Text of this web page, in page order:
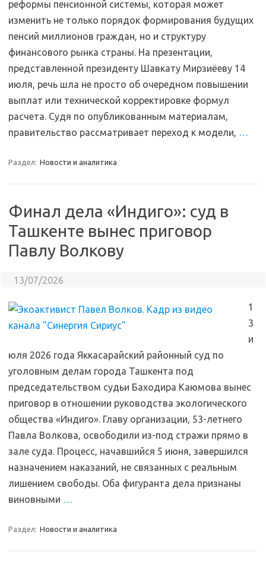
реформы пенсионной системы, которая может
изменить не только порядок формирования будущих
пенсий миллионов граждан, но и структуру
финансового рынка страны. На презентации,
представленной президенту Шавкату Мирзиёеву 14
июля, речь шла не просто об очередном повышении
выплат или технической корректировке формул
расчета. Судя по опубликованным материалам,
правительство рассматривает переход к модели, …
Раздел: Новости и аналитика
Финал дела «Индиго»: суд в
Ташкенте вынес приговор
Павлу Волкову
13/07/2026
1
3
и
юля 2026 года Яккасарайский районный суд по
уголовным делам города Ташкента под
председательством судьи Баходира Каюмова вынес
приговор в отношении руководства экологического
общества «Индиго». Главу организации, 53-летнего
Павла Волкова, освободили из-под стражи прямо в
зале суда. Процесс, начавшийся 5 июня, завершился
назначением наказаний, не связанных с реальным
лишением свободы. Оба фигуранта дела признаны
виновными …
Раздел: Новости и аналитика